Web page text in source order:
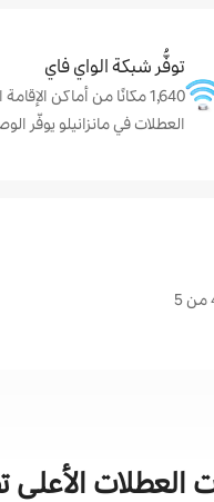
توفُّر شبكة الواي فاي
1,640 مكانًا من أماكن
العطلات في مانزانيلو يوفّر
العطلات الأعلى